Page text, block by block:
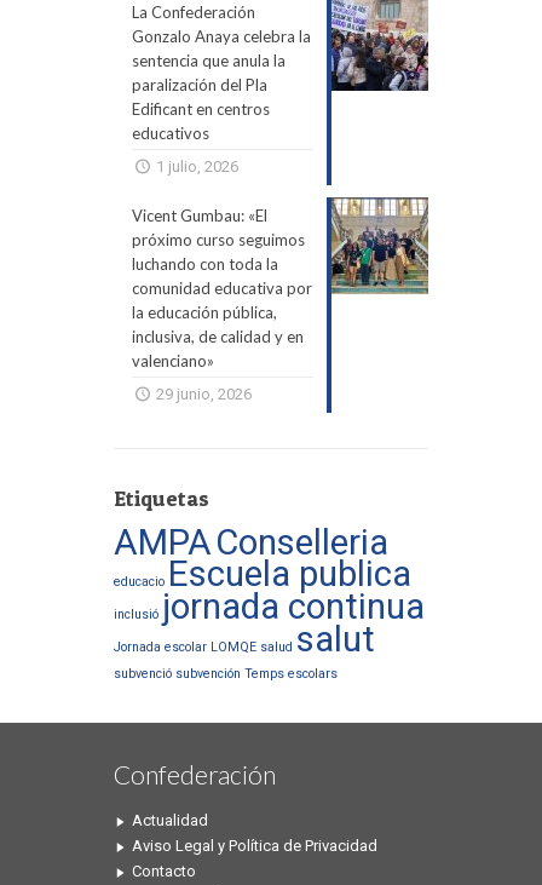
La Confederación
Gonzalo Anaya celebra la
sentencia que anula la
paralización del Pla
Edificant en centros
educativos
1 julio, 2026
Vicent Gumbau: «El
próximo curso seguimos
luchando con toda la
comunidad educativa por
la educación pública,
inclusiva, de calidad y en
valenciano»
29 junio, 2026
Etiquetas
AMPAConselleria
educacio Escuela publica
inclusió jornada continua
Jornada escolar LOMQE salud salut
subvenció subvención Temps escolars
Confederación
Actualidad
Aviso Legal y Política de Privacidad
Contacto